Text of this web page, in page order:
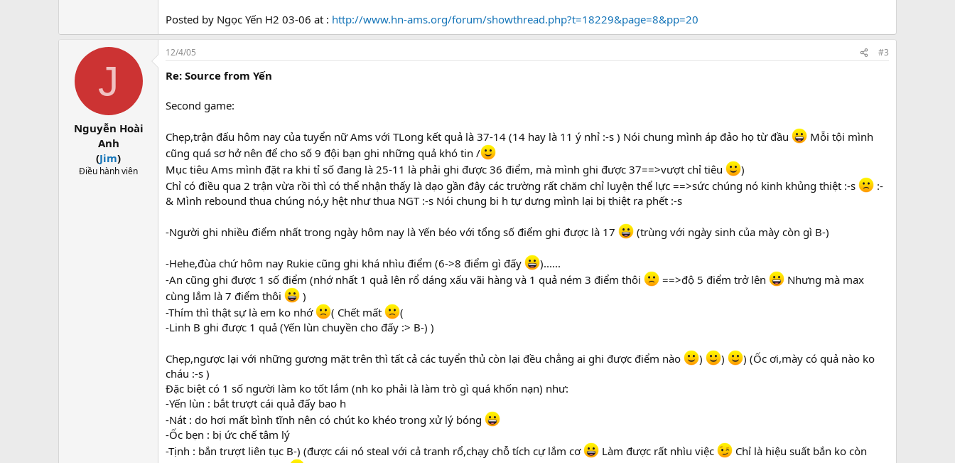
Posted by Ngọc Yến H2 03-06 at : http://www.hn-ams.org/forum/showthread.php?t=18229&page=8&pp=20
J
Nguyễn Hoài
Anh
(Jim)
Điều hành viên
12/4/05 #3
Re: Source from Yến
Second game:
Chẹp,trận đấu hôm nay của tuyển nữ Ams với TLong kết quả là 37-14 (14 hay là 11 ý nhỉ :-s ) Nói chung mình áp đảo họ từ đầu
Mỗi tội mình
cũng quá sơ hở nên để cho số 9 đội bạn ghi những quả khó tin /
Mục tiêu Ams mình đặt ra khi tỉ số đang là 25-11 là phải ghi được 36 điểm, mà mình ghi được 37==>vượt chỉ tiêu
)
Chỉ có điều qua 2 trận vừa rồi thì có thể nhận thấy là dạo gần đây các trường rất chăm chỉ luyện thể lực ==>sức chúng nó kinh khủng thiệt :-s
:-
& Mình rebound thua chúng nó,y hệt như thua NGT :-s Nói chung bi h tự dưng mình lại bị thiệt ra phết :-s
-Người ghi nhiều điểm nhất trong ngày hôm nay là Yến béo với tổng số điểm ghi được là 17 (trùng với ngày sinh của mày còn gì B-)
-Hehe,đùa chứ hôm nay Rukie cũng ghi khá nhìu điểm (6->8 điểm gì đấy
)......
-An cũng ghi được 1 số điểm (nhớ nhất 1 quả lên rổ dáng xấu vãi hàng và 1 quả ném 3 điểm thôi
==>độ 5 điểm trở lên
Nhưng mà max
cùng lắm là 7 điểm thôi
)
-Thím thì thật sự là em ko nhớ
( Chết mất
(
-Linh B ghi được 1 quả (Yến lùn chuyền cho đấy :> B-) )
Chẹp,ngược lại với những gương mặt trên thì tất cả các tuyển thủ còn lại đều chẳng ai ghi được điểm nào ) )
) (Ốc ơi,mày có quả nào ko
cháu :-s )
Đặc biệt có 1 số người làm ko tốt lắm (nh ko phải là làm trò gì quá khốn nạn) như:
-Yến lùn : bắt trượt cái quả đấy bao h
-Nát : do hơi mất bình tĩnh nên có chút ko khéo trong xử lý bóng
-Ốc bẹn : bị ức chế tâm lý
-Tịnh : bắn trượt liên tục B-) (được cái nó steal với cả tranh rổ,chạy chỗ tích cự lắm cơ
Làm được rất nhìu việc
Chỉ là hiệu suất bắn ko còn